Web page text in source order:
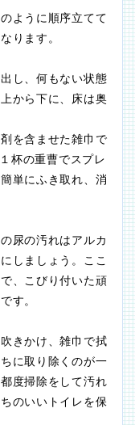
ように順序立てて
ります。
し、何もない状態
から下に、床は奥
を含ませた雑巾で
杯の重曹でスプレ
単にふき取れ、消
尿の汚れはアルカ
しましょう。ここ
、こびり付いた頑
す。
きかけ、雑巾で拭
に取り除くのが一
度掃除をして汚れ
のいいトイレを保